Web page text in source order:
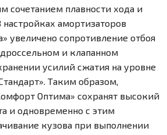
сочетанием плавности хода и
амортизаторов
увеличено сопротивление отбоя
и клапанном
усилий сжатия на уровне
Таким образом,
Оптима» сохранят высокий
и одновременно с этим
кузова при выполнении